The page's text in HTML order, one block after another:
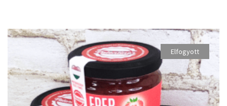
Elfogyott